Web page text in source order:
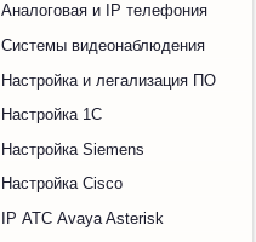
Аналоговая и IP телефония
Системы видеонаблюдения
Настройка и легализация ПО
Настройка 1С
Настройка Siemens
Настройка Cisco
IP АТС Avaya Asterisk